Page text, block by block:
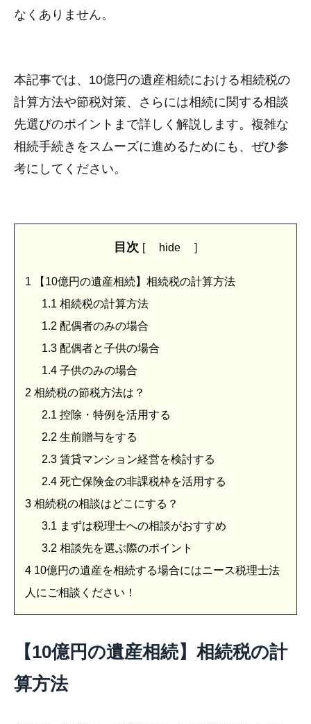
なくありません。
本記事では、10億円の遺産相続における相続税の
計算方法や節税対策、さらには相続に関する相談
先選びのポイントまで詳しく解説します。複雑な
相続手続きをスムーズに進めるためにも、ぜひ参
考にしてください。
目次 [ hide ]
1 【10億円の遺産相続】相続税の計算方法
1.1 相続税の計算方法
1.2 配偶者のみの場合
1.3 配偶者と子供の場合
1.4 子供のみの場合
2 相続税の節税方法は？
2.1 控除・特例を活用する
2.2 生前贈与をする
2.3 賃貸マンション経営を検討する
2.4 死亡保険金の非課税枠を活用する
3 相続税の相談はどこにする？
3.1 まずは税理士への相談がおすすめ
3.2 相談先を選ぶ際のポイント
4 10億円の遺産を相続する場合にはニース税理士法
人にご相談ください！
【10億円の遺産相続】相続税の計
算方法